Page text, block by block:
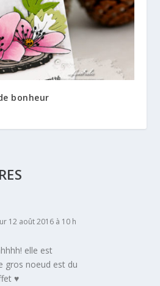
bonheur
12 août 2016 à 10 h
elle est
gros noeud est du
♥